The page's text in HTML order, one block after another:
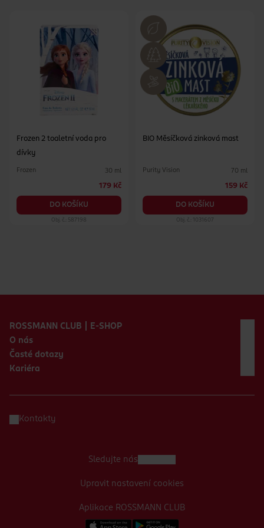
Frozen 2 toaletní voda pro
dívky
Frozen 30 ml
179 Kč
DO KOŠÍKU
Obj. č.: 587198
BIO Měsíčková zinková mast
Purity Vision 70 ml
159 Kč
DO KOŠÍKU
ROSSMANN CLUB | E-SHOP
O nás
Časté dotazy
Kariéra
Kontakty
Aplikace ROSSMANN CLUB
Sledujte nás
Upravit nastavení cookies